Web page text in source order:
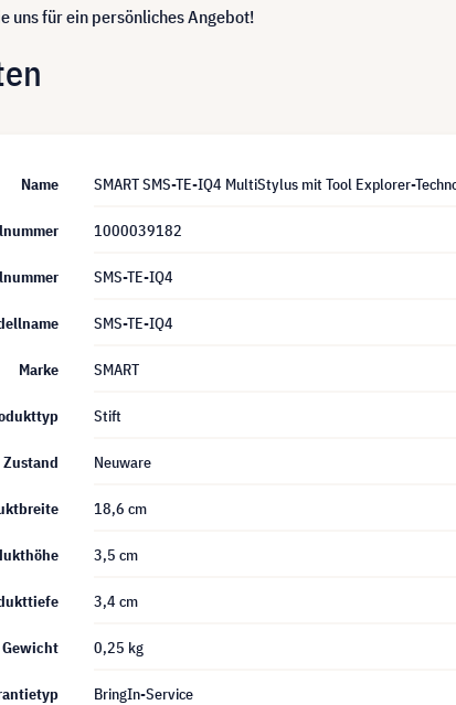
uns für ein persönliches Angebot!
Name SMART SMS-TE-IQ4 MultiStylus mit Tool Explorer-
1000039182
SMS-TE-IQ4
SMS-TE-IQ4
Marke SMART
Stift
Zustand Neuware
18,6 cm
3,5 cm
3,4 cm
0,25 kg
BringIn-Service